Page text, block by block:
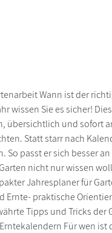
Wann ist der
wissen Sie es sicher!
übersichtlich und sofort
Statt starr nach
So passt er sich besser
nicht nur wissen
Jahresplaner für
Ernte- praktische
Tipps und Tricks
Für wen